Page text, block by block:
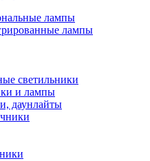
лампы
лампы
светильники
и лампы
даунлайты